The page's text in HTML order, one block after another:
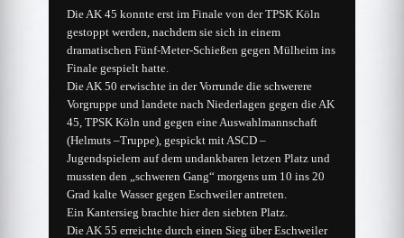
Die AK 45 konnte erst im Finale von der TPSK Köln
gestoppt werden, nachdem sie sich in einem
dramatischen Fünf-Meter-Schießen gegen Mülheim ins
Finale gespielt hatte.
Die AK 50 erwischte in der Vorrunde die schwerere
Vorgruppe und landete nach Niederlagen gegen die AK
45, TPSK Köln und gegen eine Auswahlmannschaft
(Helmuts –Truppe), gespickt mit ASCD –
Jugendspielern auf dem undankbaren letzen Platz und
mussten den „schweren Gang“ morgens um 10 ins 20
Grad kalte Wasser gegen Eschweiler antreten.
Ein Kantersieg brachte hier den siebten Platz.
Die AK 55 erreichte durch einen Sieg über Eschweiler